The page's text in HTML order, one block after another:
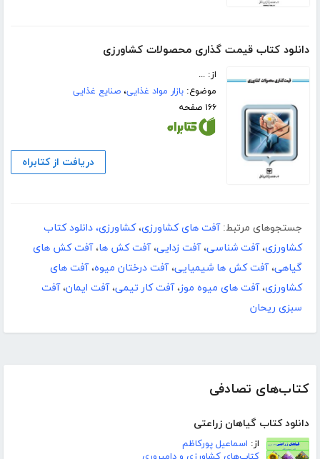
کتاب‌های تصادفی
دانلود کتاب گیاهان زراعتی
از: اسماعیل پورکاظم
دانلود کتاب قیمت گذاری محصولات کشاورزی
از: ...
موضوع:بازار مواد غذایی،صنایع غذایی
۱۶۶ صفحه
دریافت از کتابراه
جستجوهای مرتبط: آفت های کشاورزی،کشاورزی، دانلود کتاب
کشاورزی،آفت شناسی،آفت زدایی،آفت کش ها،آفت کش های
گیاهی،آفت کش ها شیمیایی،آفت درختان میوه،آفت های
کشاورزی،آفت های میوه موز،آفت کار تیمی،آفت ایمان،آفت
سبزی ریحان